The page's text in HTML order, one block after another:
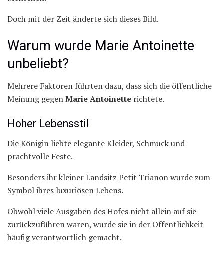
Doch mit der Zeit änderte sich dieses Bild.
Warum wurde Marie Antoinette
unbeliebt?
Mehrere Faktoren führten dazu, dass sich die öffentliche
Meinung gegenMarie Antoinette richtete.
Hoher Lebensstil
Die Königin liebte elegante Kleider, Schmuck und
prachtvolle Feste.
Besonders ihr kleiner Landsitz Petit Trianon wurde zum
Symbol ihres luxuriösen Lebens.
Obwohl viele Ausgaben des Hofes nicht allein auf sie
zurückzuführen waren, wurde sie in der Öffentlichkeit
häufig verantwortlich gemacht.